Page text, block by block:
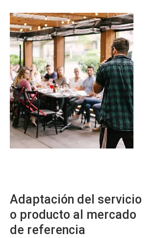
Adaptación del servicio
o producto al mercado
de referencia